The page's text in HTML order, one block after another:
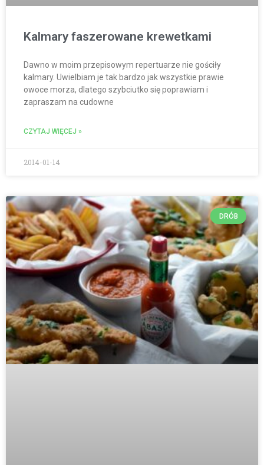
Kalmary faszerowane krewetkami
Dawno w moim przepisowym repertuarze nie gościły
kalmary. Uwielbiam je tak bardzo jak wszystkie prawie
owoce morza, dlatego szybciutko się poprawiam i
zapraszam na cudowne
CZYTAJ WIĘCEJ »
2014-01-14
DRÓB